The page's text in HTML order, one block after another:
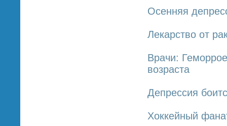
Осенняя
Лекарство от
Врачи:
возраста
Депрессия
Хоккейный